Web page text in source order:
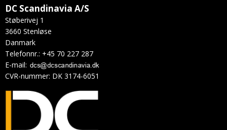
DC Scandinavia A/S
Støberivej 1
3660 Stenløse
Danmark
Telefonnr.: +45 70 227 287
E-mail:
CVR-nummer: DK 3174-6051